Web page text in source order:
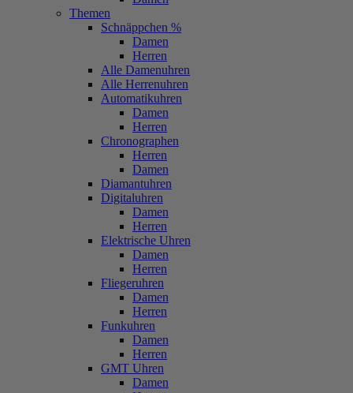
Themen
Schnäppchen %
Damen
Herren
Alle Damenuhren
Alle Herrenuhren
Automatikuhren
Damen
Herren
Chronographen
Herren
Damen
Diamantuhren
Digitaluhren
Damen
Herren
Elektrische Uhren
Damen
Herren
Fliegeruhren
Damen
Herren
Funkuhren
Damen
Herren
GMT Uhren
Damen